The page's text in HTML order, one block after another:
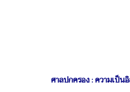
ศาลปกครอง : ความเป็น